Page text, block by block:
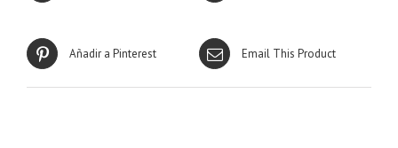
Añadir a Pinterest Email This Product